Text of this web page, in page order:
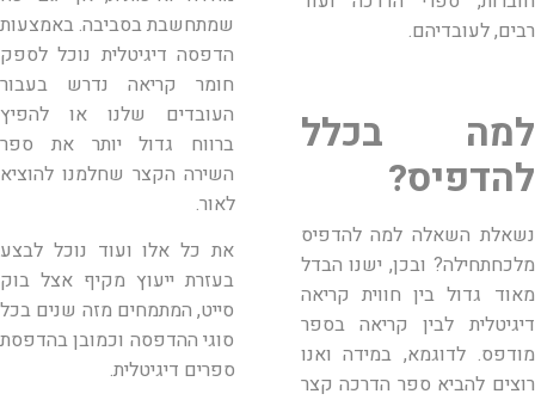
רבים, לעובדיהם.
למה בכלל
להדפיס?
נשאלת השאלה למה להדפיס
מלכחתחילה? ובכן, ישנו הבדל
מאוד גדול בין חווית קריאה
דיגיטלית לבין קריאה בספר
מודפס. לדוגמא, במידה ואנו
רוצים להביא ספר הדרכה קצר
שמתחשבת בסביבה. באמצעות
הדפסה דיגיטלית נוכל לספק
חומר קריאה נדרש בעבור
העובדים שלנו או להפיץ
ברווח גדול יותר את ספר
השירה הקצר שחלמנו להוציא
לאור.
את כל אלו ועוד נוכל לבצע
בעזרת ייעוץ מקיף אצל בוק
סייט, המתמחים מזה שנים בכל
סוגי ההדפסה וכמובן בהדפסת
ספרים דיגיטלית.